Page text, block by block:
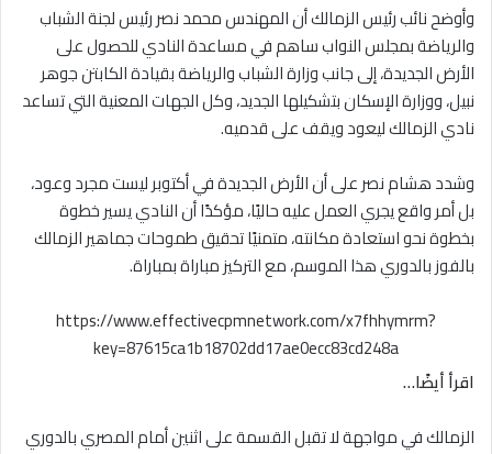
وأوضح نائب رئيس الزمالك أن المهندس محمد نصر رئيس لجنة الشباب
والرياضة بمجلس النواب ساهم في مساعدة النادي للحصول على
الأرض الجديدة، إلى جانب وزارة الشباب والرياضة بقيادة الكابتن جوهر
نبيل، ووزارة الإسكان بتشكيلها الجديد، وكل الجهات المعنية التي تساعد
نادي الزمالك ليعود ويقف على قدميه.
وشدد هشام نصر على أن الأرض الجديدة في أكتوبر ليست مجرد وعود،
بل أمر واقع يجري العمل عليه حاليًا، مؤكدًا أن النادي يسير خطوة
بخطوة نحو استعادة مكانته، متمنيًا تحقيق طموحات جماهير الزمالك
بالفوز بالدوري هذا الموسم، مع التركيز مباراة بمباراة.
https://www.effectivecpmnetwork.com/x7fhhymrm?
key=87615ca1b18702dd17ae0ecc83cd248a
اقرأ أيضًا…
الزمالك في مواجهة لا تقبل القسمة على اثنين أمام المصري بالدوري